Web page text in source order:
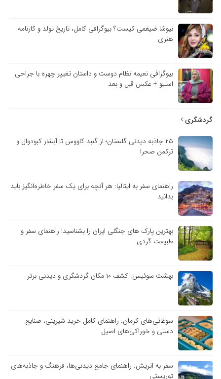
نیوشا ضیغمی کیست؟ بیوگرافی کامل، تاریخ تولد و کارنامه
هنری
بیوگرافی نعیمه نظام دوست و داستان تغییر چهره با جراحی
اسلیو + عکس قبل و بعد
گردشگری
۲۵ جاذبه دیدنی گلستان؛ از گنبد کاووس تا آبشار کبودوال و
ترکمن صحرا
راهنمای سفر به ایتالیا: هر آنچه برای یک سفر خاطره‌انگیز باید
بدانید
بهترین پارک های جنگلی ایران را بشناسید! راهنمای سفر و
طبیعت گردی
بهشت سوئیس: کشف ۱۰ مکان گردشگری و دیدنی برتر
سوغاتی‌های کرمان: راهنمای کامل خرید شیرینی، صنایع
دستی و خوراکی‌های اصیل
سفر به اتریش: راهنمای جامع دیدنی‌ها، فرهنگ و جاذبه‌های
توریستی